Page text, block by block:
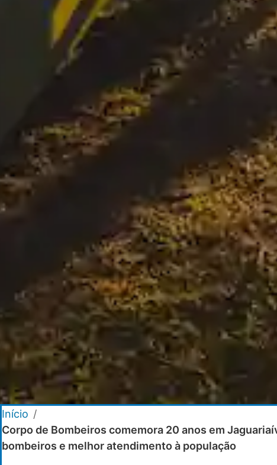
Início /
Corpo de Bombeiros comemora 20 anos em
bombeiros e melhor atendimento à população